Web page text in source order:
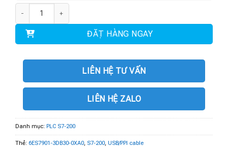
ĐẶT HÀNG NGAY
LIÊN HỆ TƯ VẤN
LIÊN HỆ ZALO
Danh mục: PLC S7-200
Thẻ: 6ES7901-3DB30-0XA0, S7-200, USB/PPI cable